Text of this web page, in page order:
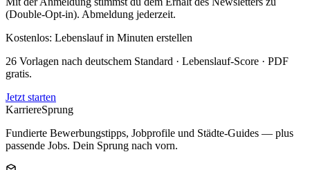
(Double-Opt-in). Abmeldung jederzeit.
Kostenlos: Lebenslauf in Minuten erstellen
26 Vorlagen nach deutschem Standard · Lebenslauf-Score · PDF
gratis.
Jetzt starten
KarriereSprung
Fundierte Bewerbungstipps, Jobprofile und Städte-Guides — plus
passende Jobs. Dein Sprung nach vorn.